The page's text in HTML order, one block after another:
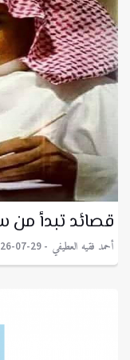
قصائد تبدأ من
أحمد فقيه العطيفي 07-29